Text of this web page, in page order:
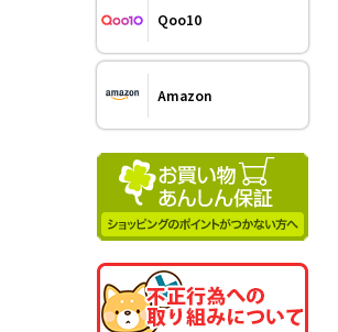
Qoo10
Amazon